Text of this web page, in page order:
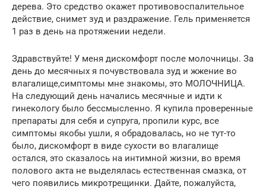
дерева. Это средство окажет противовоспалительное
действие, снимет зуд и раздражение. Гель применяется
1 раз в день на протяжении недели.
Здравствуйте! У меня дискомфорт после молочницы. За
день до месячных я почувствовала зуд и жжение во
влагалище,симптомы мне знакомы, это МОЛОЧНИЦА.
На следующий день начались месячные и идти к
гинекологу было бессмысленно. Я купила проверенные
препараты для себя и супруга, пропили курс, все
симптомы якобы ушли, я обрадовалась, но не тут-то
было, дискомфорт в виде сухости во влагалище
остался, это сказалось на интимной жизни, во время
полового акта не выделялась естественная смазка, от
чего появились микротрещинки. Дайте, пожалуйста,